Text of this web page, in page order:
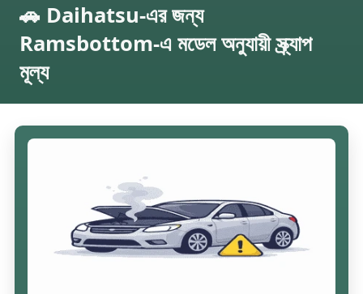
🚗 Daihatsu-এর জন্য
Ramsbottom-এ মডেল অনুযায়ী স্ক্র্যাপ
মূল্য